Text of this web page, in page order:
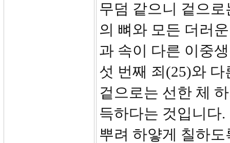
무덤 같으니 겉으
의 뼈와 모든 더러
과 속이 다른 이중
섯 번째 죄(25)와
겉으로는 선한 체
득하다는 것입니다
뿌려 하얗게 칠하